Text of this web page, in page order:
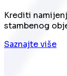
Krediti
stambenog
Saznajte više